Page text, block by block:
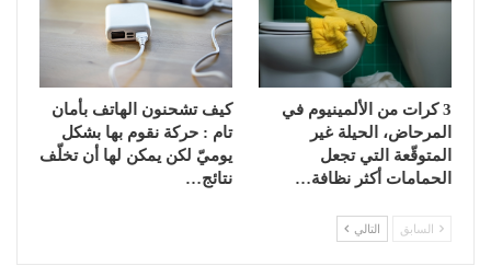
3 كرات من الألمينيوم في
المرحاض، الحيلة غير
المتوقّعة التي تجعل
الحمامات أكثر نظافة…
كيف تشحنون الهاتف بأمان
تام : حركة نقوم بها بشكل
يوميّ لكن يمكن لها أن تخلّف
نتائج…
السابق التالي